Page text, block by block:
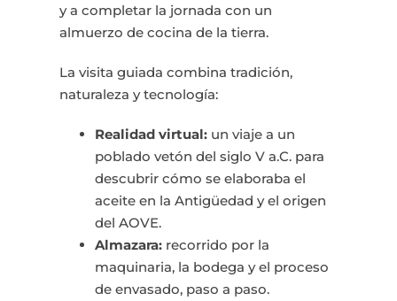
y a completar la jornada con un
almuerzo de cocina de la tierra.
La visita guiada combina tradición,
naturaleza y tecnología:
Realidad virtual: un viaje a un
poblado vetón del siglo V a.C. para
descubrir cómo se elaboraba el
aceite en la Antigüedad y el origen
del AOVE.
Almazara: recorrido por la
maquinaria, la bodega y el proceso
de envasado, paso a paso.